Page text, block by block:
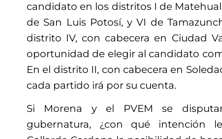
candidato en los distritos I de
de San Luis Potosí, y VI de
distrito IV, con cabecera en Ciudad
oportunidad de elegir al candidato
En el distrito II, con cabecera en
cada partido irá por su cuenta.
Si Morena y el PVEM se
gubernatura, ¿con qué intención